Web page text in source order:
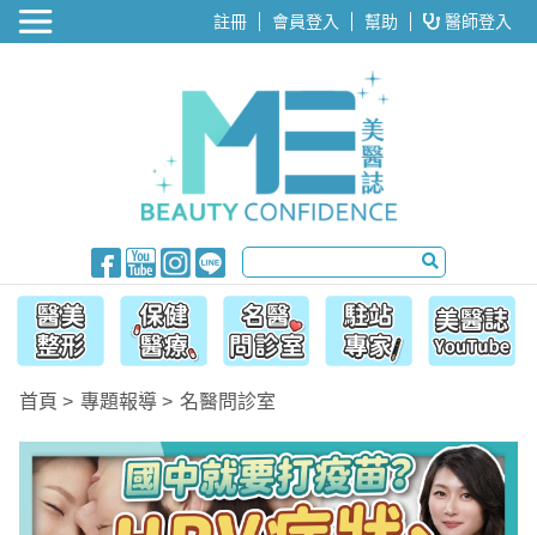
醫美整形 註冊 會員登入 幫助 醫師登入
首頁 專題報導 名醫問診室